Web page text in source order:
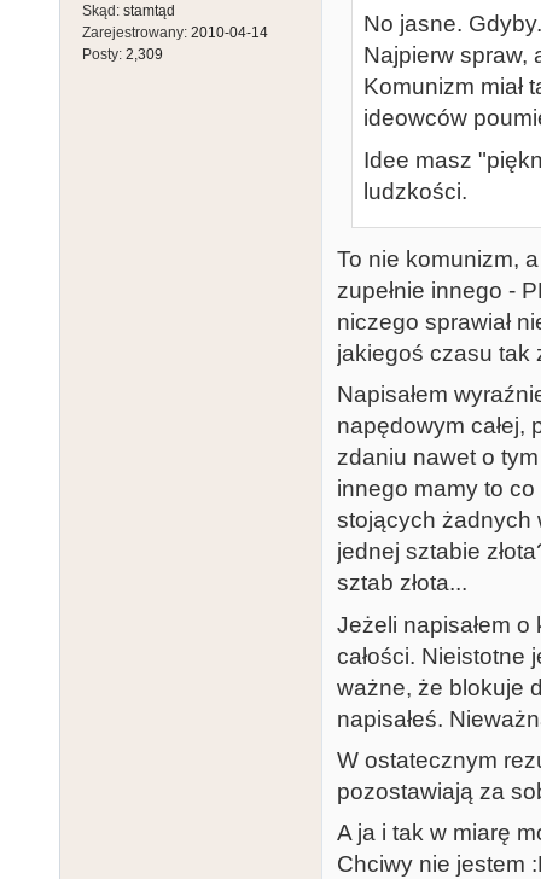
Skąd: stamtąd
Zarejestrowany: 2010-04-14
Posty: 2,309
No jasne.
Najpierw spraw,
Komunizm miał
ideowców
Idee masz
ludzkości.
To nie komunizm,
zupełnie innego -
niczego sprawiał
jakiegoś czasu tak
Napisałem
napędowym całej,
zdaniu nawet o
innego mamy to
stojących żadnych
jednej sztabie
sztab złota...
Jeżeli napisałem
całości. Nieistotne
ważne, że blokuje
napisałeś.
W ostatecznym
pozostawiają za
A ja i tak w miarę
Chciwy nie jestem